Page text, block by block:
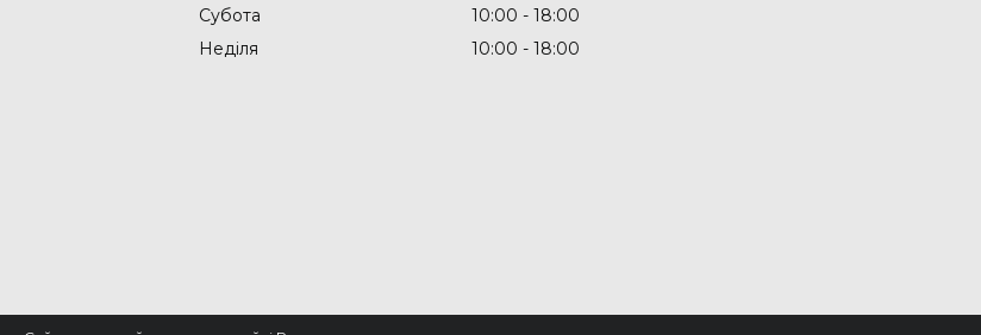
Субота
10:00
18:00
Неділя
10:00 18:00